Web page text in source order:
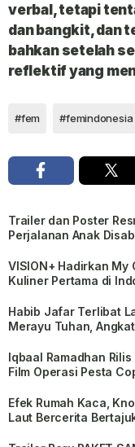
verbal, tetapi
dan bangkit, dan
bahkan setelah
reflektif yang
#fem #femindonesia
Trailer dan Poster
Perjalanan Anak
VISION+ Hadirkan
Kuliner Pertama di
Habib Jafar Terlibat
Merayu Tuhan,
Iqbaal Ramadhan
Film Operasi Pesta
Efek Rumah Kaca,
Laut Bercerita